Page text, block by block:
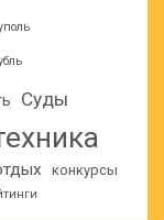
Суды
конкурсы